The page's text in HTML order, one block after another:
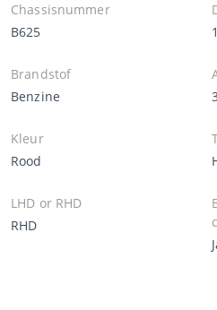
Chassisnummer
B625
Brandstof
Benzine
Kleur
Rood
LHD or RHD
RHD